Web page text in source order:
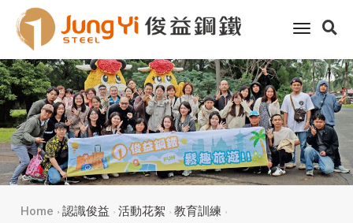
toggle
Home 認識俊益 活動花絮
教育訓練